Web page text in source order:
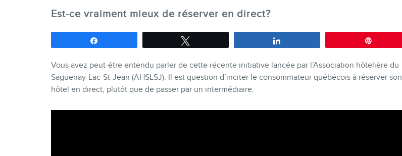
Est-ce vraiment mieux de réserver en direct?
Vous avez peut-être entendu parler de cette récente initiative lancée par l’Association hôtelière du
Saguenay-Lac-St-Jean (AHSLSJ). Il est question d’inciter le consommateur québécois à réserver son
hôtel en direct, plutôt que de passer par un intermédiaire.